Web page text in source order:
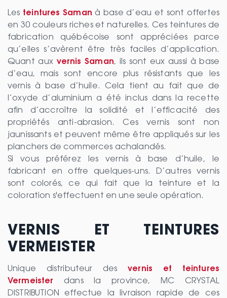
Les teintures Saman à base d’eau et sont offertes
en 30 couleurs riches et naturelles. Ces teintures de
fabrication québécoise sont appréciées parce
qu’elles s’avèrent être très faciles d’application.
Quant aux vernis Saman, ils sont eux aussi à base
d’eau, mais sont encore plus résistants que les
vernis à base d’huile. Cela tient au fait que de
l’oxyde d’aluminium a été inclus dans la recette
afin d’accroître la solidité et l’efficacité des
propriétés anti-abrasion. Ces vernis sont non
jaunissants et peuvent même être appliqués sur les
planchers de commerces achalandés.
Si vous préférez les vernis à base d’huile, le
fabricant en offre quelques-uns. D’autres vernis
sont colorés, ce qui fait que la teinture et la
coloration s'effectuent en une seule opération.
VERNIS ET TEINTURES
VERMEISTER
Unique distributeur desvernis et teintures
Vermeister
dans la province, MC CRYSTAL
DISTRIBUTION effectue la livraison rapide de ces